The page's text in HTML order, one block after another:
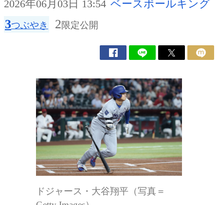
2026年06月03日 13:54 ベースボールキング
3つぶやき 2限定公開
ドジャース・大谷翔平（写真＝